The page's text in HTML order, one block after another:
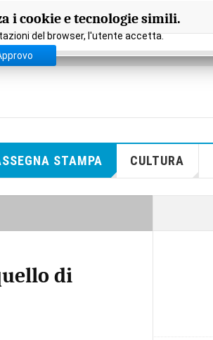
i cookie e tecnologie simili.
del browser, l'utente accetta.
STAMPA CULTURA
di